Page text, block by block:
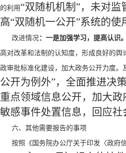
的利用 “双随机机制”，未对
高“双随机一公开”系统的使
改进情况 ：一是加强学习，提高认识。
高对改革和法制的认知度，形成良好的舆
政审批标准化建设，加大政务公开力度。
公开为例外”，全面推进决
重点领域信息公开，加大
敏感事件处置信息，回应社
六、其他需要报告的事项
按照《国务院办公厅关于印发〈政府